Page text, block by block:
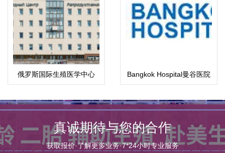
俄罗斯国际生殖医学中心
(ICRM)
Bangkok Hospital曼谷医院
真诚期待与您的合作
获取报价·了解更多业务·7*24小时专业服务